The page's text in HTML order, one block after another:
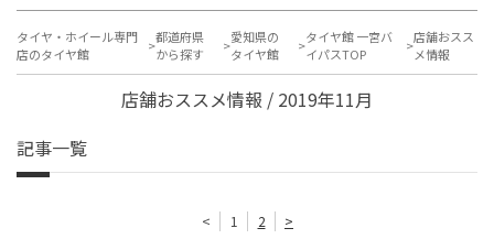
タイヤ・ホイール専門
店のタイヤ館
都道府県
から探す
愛知県の
タイヤ館
タイヤ館 一宮バ
イパスTOP
店舗おスス
メ情報
店舗おススメ情報 / 2019年11月
記事一覧
< 1 2 >